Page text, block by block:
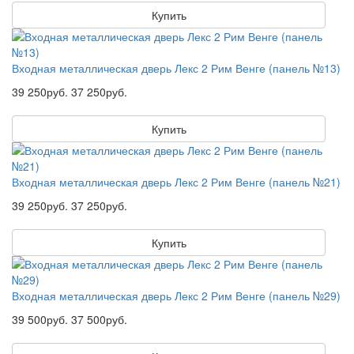
Купить
Входная металлическая дверь Лекс 2 Рим Венге (панель №13)
39 250руб. 37 250руб.
Купить
Входная металлическая дверь Лекс 2 Рим Венге (панель №21)
39 250руб. 37 250руб.
Купить
Входная металлическая дверь Лекс 2 Рим Венге (панель №29)
39 500руб. 37 500руб.